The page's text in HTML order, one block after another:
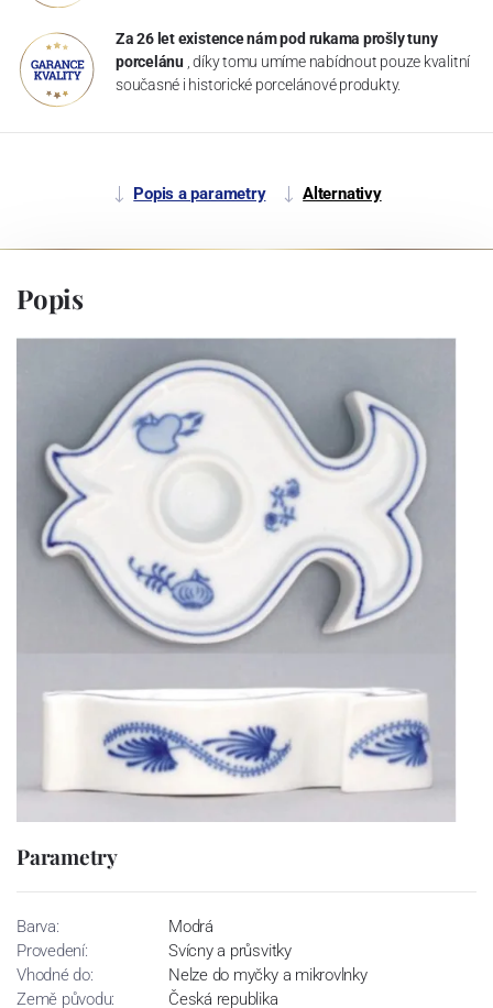
Za 26 let existence nám pod rukama prošly tuny
porcelánu , díky tomu umíme nabídnout pouze kvalitní
současné i historické porcelánové produkty.
Popis a parametry Alternativy
Popis
Parametry
Barva:
Modrá
Provedení:
Svícny a průsvitky
Vhodné do:
Nelze do myčky a mikrovlnky
Země původu:
Česká republika